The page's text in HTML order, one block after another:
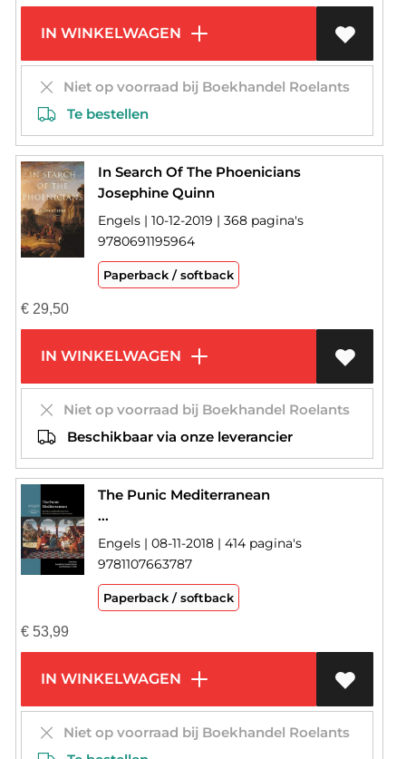
IN WINKELWAGEN
Niet op voorraad bij Boekhandel Roelants
Te bestellen
In Search Of The Phoenicians
Josephine Quinn
Engels | 10-12-2019 | 368 pagina's
9780691195964
Paperback / softback
€29,50
IN WINKELWAGEN
Niet op voorraad bij Boekhandel Roelants
Beschikbaar via onze leverancier
The Punic Mediterranean
...
Engels | 08-11-2018 | 414 pagina's
9781107663787
Paperback / softback
€53,99
IN WINKELWAGEN
Niet op voorraad bij Boekhandel Roelants